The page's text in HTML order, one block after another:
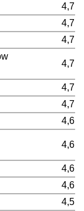
4,7
4,7
4,7
4,7
4,7
4,7
4,6
4,6
4,6
4,6
4,5